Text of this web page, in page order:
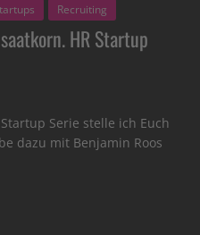
Recruiting
HR Startup
Serie stelle ich Euch
dazu mit Benjamin Roos